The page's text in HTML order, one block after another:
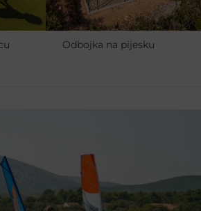
Odbojka na pijesku